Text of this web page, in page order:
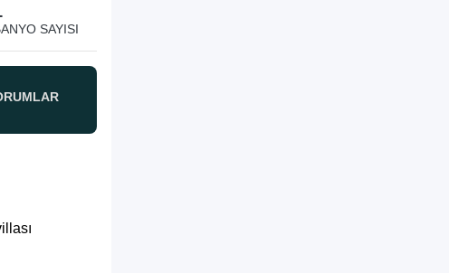
SAYISI